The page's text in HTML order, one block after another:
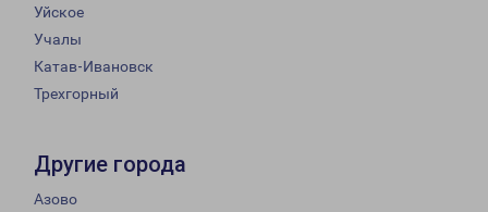
Уйское
Учалы
Катав-Ивановск
Трехгорный
Другие города
Азово